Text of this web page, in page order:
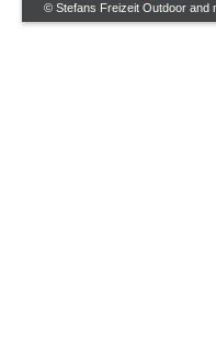
© Stefans Freizeit Outdoor and